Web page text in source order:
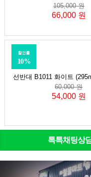
105,000 원
66,000 원
선반대 B1011 화이트
할인률
10%
60,000 원
54,000 원
톡톡채팅상